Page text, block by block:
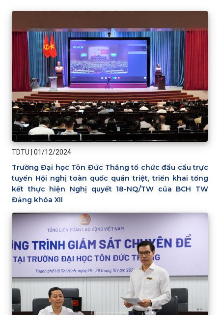
TDTU 01/12/2024
Trường Đại học Tôn Đức Thắng tổ chức đầu cầu trực
tuyến Hội nghị toàn quốc quán triệt, triển khai tổng
kết thực hiện Nghị quyết 18-NQ/TW của BCH TW
Đảng khóa XII